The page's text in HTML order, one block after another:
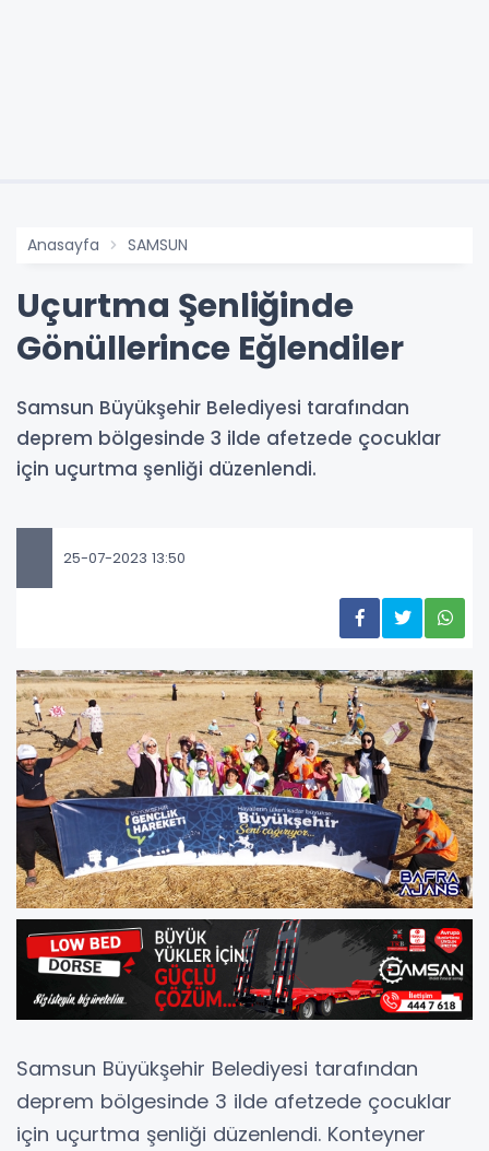
Anasayfa SAMSUN
Uçurtma Şenliğinde
Gönüllerince Eğlendiler
Samsun Büyükşehir Belediyesi tarafından
deprem bölgesinde 3 ilde afetzede çocuklar
için uçurtma şenliği düzenlendi.
25-07-2023 13:50
Samsun Büyükşehir Belediyesi tarafından
deprem bölgesinde 3 ilde afetzede çocuklar
için uçurtma şenliği düzenlendi. Konteyner